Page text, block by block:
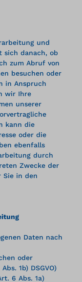
und
sich danach, ob
zum Abruf von
besuchen oder
in Anspruch
wir Ihre
unserer
kann die
oder die
ebenfalls
durch
Zwecke der
Sie in den
Daten nach
oder
1b) DSGVO)
6 Abs. 1a)